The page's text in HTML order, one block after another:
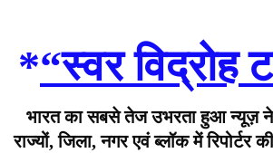
*“स्वर विद्रोह
भारत का सबसे तेज उभरता हुआ न्यूज़
राज्यों, जिला, नगर एवं ब्लॉक में रिपोर्टर